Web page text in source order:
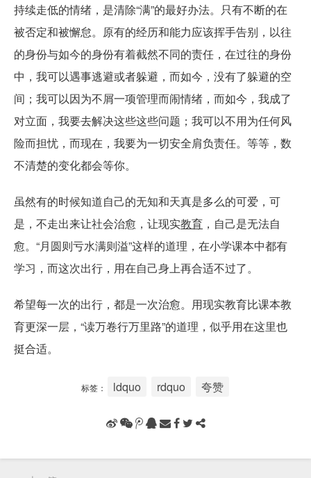
持续走低的情绪，是清除“满”的最好办法。只有不断的在
被否定和被懈怠。原有的经历和能力应该挥手告别，以往
的身份与如今的身份有着截然不同的责任，在过往的身份
中，我可以遇事逃避或者躲避，而如今，没有了躲避的空
间；我可以因为不屑一项管理而闹情绪，而如今，我成了
对立面，我要去解决这些这些问题；我可以不用为任何风
险而担忧，而现在，我要为一切安全肩负责任。等等，数
不清楚的变化都会等你。
虽然有的时候知道自己的无知和天真是多么的可爱，可
是，不走出来让社会治愈，让现实教育 ，自己是无法自
愈。“月圆则亏水满则溢”这样的道理，在小学课本中都有
学习，而这次出行，用在自己身上再合适不过了。
希望每一次的出行，都是一次治愈。用现实教育比课本教
育更深一层，“读万卷行万里路”的道理，似乎用在这里也
挺合适。
标签： ldquo rdquo 夸赞